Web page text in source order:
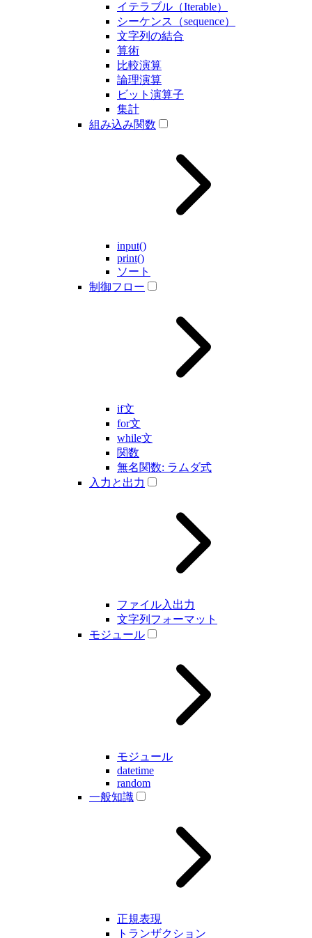
イテラブル（Iterable）
シーケンス（sequence）
文字列の結合
算術
比較演算
論理演算
ビット演算子
集計
組み込み関数
input()
print()
ソート
制御フロー
if文
for文
while文
関数
無名関数: ラムダ式
入力と出力
ファイル入出力
文字列フォーマット
モジュール
モジュール
datetime
random
一般知識
正規表現
トランザクション